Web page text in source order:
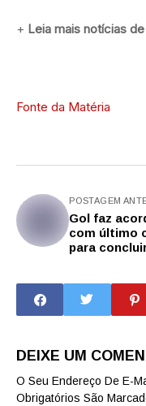
+ Leia mais notícias de
Fonte da Matéria
POSTAGEM
Gol faz
com último
para
DEIXE UM
O Seu Endereço De E-
Obrigatórios São